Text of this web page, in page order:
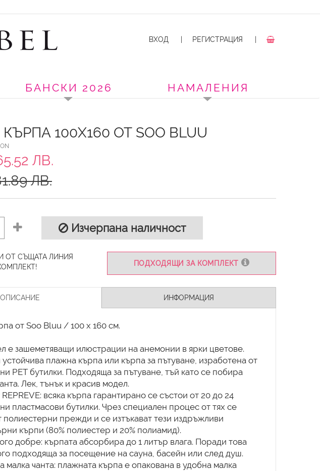
ВХОД РЕГИСТРАЦИЯ
БАНСКИ 2026 НАМАЛЕНИЯ
100X160 ОТ SOO BLUU
ЛВ.
ЛВ.
Изчерпана наличност
ПОДХОДЯЩИ ЗА КОМПЛЕКТ
ОТ СЪЩАТА ЛИНИЯ
ОПИСАНИЕ ИНФОРМАЦИЯ
от Soo Bluu / 100 x 160 см.
​​е зашеметяващи илюстрации на анемонии в ярки цветове.
плажна кърпа или кърпа за пътуване, изработена от
PET бутилки. Подходяща за пътуване, тъй като се побира
Лек, тънък и красив модел.
всяка кърпа гарантирано се състои от 20 до 24
пластмасови бутилки. Чрез специален процес от тях се
полиестерни прежди и се изтъкават тези издръжливи
кърпи (80% полиестер и 20% полиамид).
добре: кърпата абсорбира до 1 литър влага. Поради това
подходяща за посещение на сауна, басейн или след душ.
малка чанта: плажната кърпа е опакована в удобна малка